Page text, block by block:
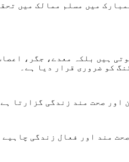
میں مسلم ممالک میں
ہیں بلکہ معدے، جگر،
کو ضروری قرار دیا ہے۔
صحت مند زندگی گزارتا ہے۔
مند اور فعال زندگی